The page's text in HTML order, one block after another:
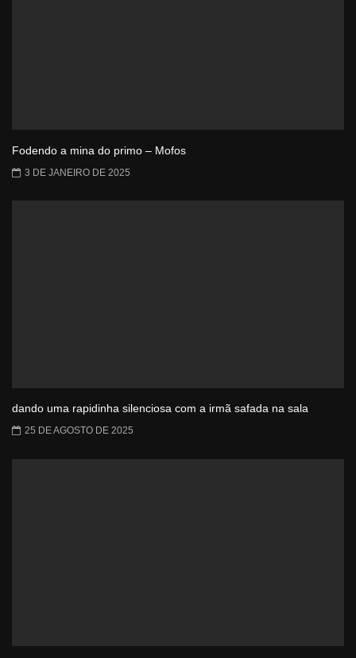
Fodendo a mina do primo – Mofos
3 DE JANEIRO DE 2025
dando uma rapidinha silenciosa com a irmã safada na sala
25 DE AGOSTO DE 2025